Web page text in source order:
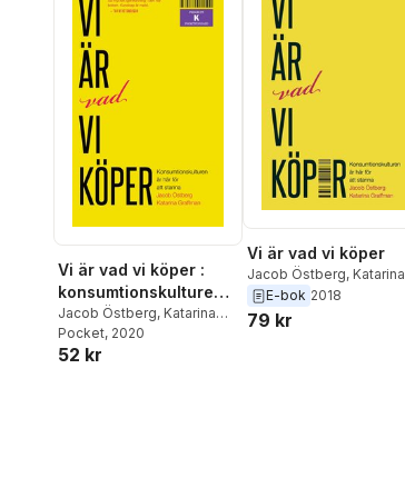
Vi är vad vi köper :
konsumtionskulturen
är här för att stanna
Jacob Östberg, Katarina
Graffman
Pocket, 2020
52 kr
Vi är vad vi köper
Jacob Östberg, Katarina
Graffman
E-bok 2018
79 kr